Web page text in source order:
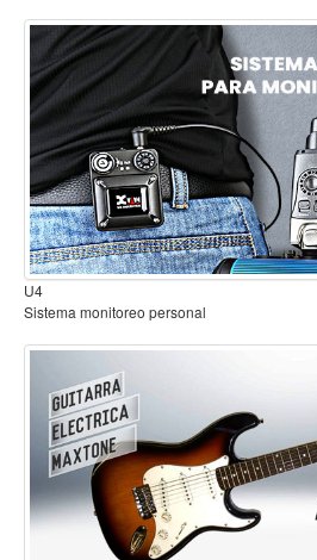
Mantenimiento y cuidado
Fajas y soportes
Fundas y estuches
Boquillas y abrazaderas
Accesorios
Percusión
Panderos
Percusión Latina
Tambores
Redoblantes
Bombos
Kalimba
Xilófonos y liras
Campanas, lluvias y platillos
B2